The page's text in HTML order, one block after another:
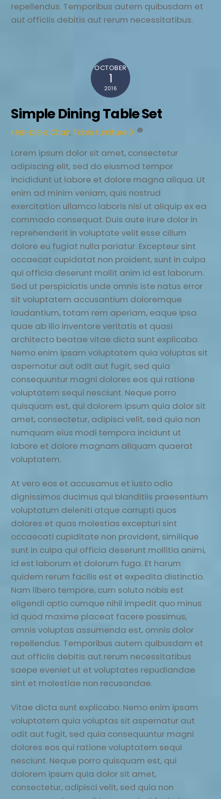
repellendus. Temporibus autem quibusdam et
aut officiis debitis aut rerum necessitatibus.
OCTOBER
1
2016
Simple Dining Table Set
KRIS-DIEHL Chair, Table furniture 0
Lorem ipsum dolor sit amet, consectetur
adipiscing elit, sed do eiusmod tempor
incididunt ut labore et dolore magna aliqua. Ut
enim ad minim veniam, quis nostrud
exercitation ullamco laboris nisi ut aliquip ex ea
commodo consequat. Duis aute irure dolor in
reprehenderit in voluptate velit esse cillum
dolore eu fugiat nulla pariatur. Excepteur sint
occaecat cupidatat non proident, sunt in culpa
qui officia deserunt mollit anim id est laborum.
Sed ut perspiciatis unde omnis iste natus error
sit voluptatem accusantium doloremque
laudantium, totam rem aperiam, eaque ipsa
quae ab illo inventore veritatis et quasi
architecto beatae vitae dicta sunt explicabo.
Nemo enim ipsam voluptatem quia voluptas sit
aspernatur aut odit aut fugit, sed quia
consequuntur magni dolores eos qui ratione
voluptatem sequi nesciunt. Neque porro
quisquam est, qui dolorem ipsum quia dolor sit
amet, consectetur, adipisci velit, sed quia non
numquam eius modi tempora incidunt ut
labore et dolore magnam aliquam quaerat
voluptatem.
At vero eos et accusamus et iusto odio
dignissimos ducimus qui blanditiis praesentium
voluptatum deleniti atque corrupti quos
dolores et quas molestias excepturi sint
occaecati cupiditate non provident, similique
sunt in culpa qui officia deserunt mollitia animi,
id est laborum et dolorum fuga. Et harum
quidem rerum facilis est et expedita distinctio.
Nam libero tempore, cum soluta nobis est
eligendi optio cumque nihil impedit quo minus
id quod maxime placeat facere possimus,
omnis voluptas assumenda est, omnis dolor
repellendus. Temporibus autem quibusdam et
aut officiis debitis aut rerum necessitatibus
saepe eveniet ut et voluptates repudiandae
sint et molestiae non recusandae.
Vitae dicta sunt explicabo. Nemo enim ipsam
voluptatem quia voluptas sit aspernatur aut
odit aut fugit, sed quia consequuntur magni
dolores eos qui ratione voluptatem sequi
nesciunt. Neque porro quisquam est, qui
dolorem ipsum quia dolor sit amet,
consectetur, adipisci velit, sed quia non